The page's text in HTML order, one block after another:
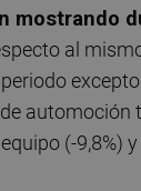
mostrando
al
(-9,8%)